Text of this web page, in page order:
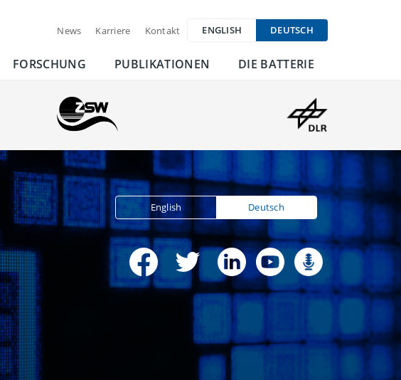
News Karriere Kontakt ENGLISH DEUTSCH
FORSCHUNG PUBLIKATIONEN DIE BATTERIE
English Deutsch